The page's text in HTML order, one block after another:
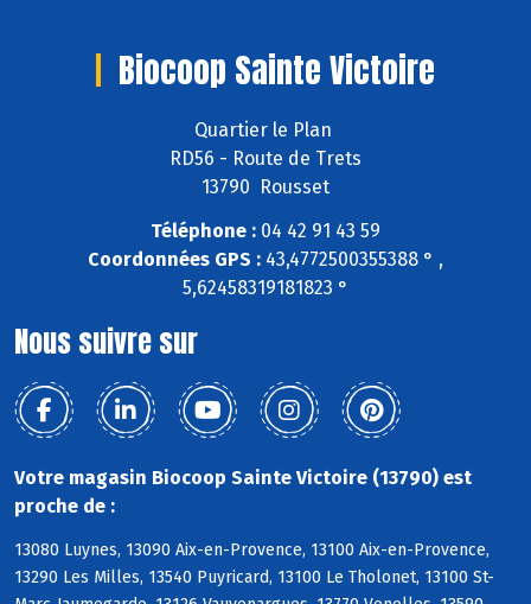
Biocoop Sainte Victoire
Quartier le Plan
RD56 - Route de Trets
13790 Rousset
Téléphone : 04 42 91 43 59
Coordonnées GPS : 43,4772500355388 ° ,
5,62458319181823 °
Nous suivre sur
Votre magasin Biocoop Sainte Victoire (13790) est
proche de :
13080 Luynes, 13090 Aix-en-Provence, 13100 Aix-en-Provence,
13290 Les Milles, 13540 Puyricard, 13100 Le Tholonet, 13100 St-